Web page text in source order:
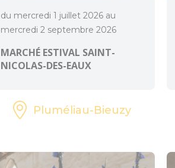
du mercredi 1 juillet 2026 au
mercredi 2 septembre 2026
MARCHÉ ESTIVAL SAINT-
NICOLAS-DES-EAUX
Pluméliau-Bieuzy